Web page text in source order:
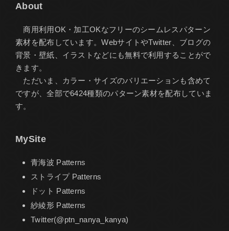
About
商用利用OK・加工OKなフリーのシームレスパターン
素材を配布しています。WebサイトやTwitter、ブログの
背景・壁紙、イラストなどにも無料で利用することがで
きます。
ただいま、カラー・サイズのバリエーションも含めて
ですが、全部で6424種類のパターン素材を配布していま
す。
MySite
青海波 Patterns
ストライプ Patterns
ドット Patterns
紗綾形 Patterns
Twitter(@ptn_nanya_kanya)